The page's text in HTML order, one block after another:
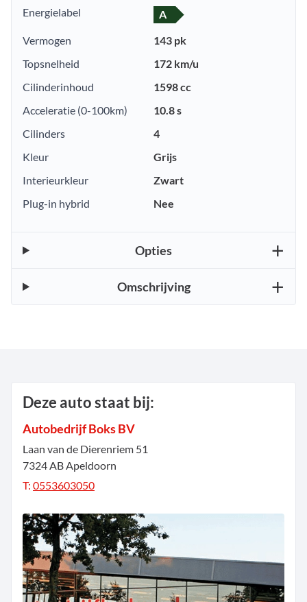
Energielabel
A
Vermogen
143 pk
Topsnelheid
172 km/u
Cilinderinhoud
1598 cc
Acceleratie (0-100km)
10.8 s
Cilinders
4
Kleur
Grijs
Interieurkleur
Zwart
Plug-in hybrid
Nee
Opties
Omschrijving
Deze auto staat bij:
Autobedrijf Boks BV
Laan van de Dierenriem 51
7324 ABApeldoorn
T: 0553603050